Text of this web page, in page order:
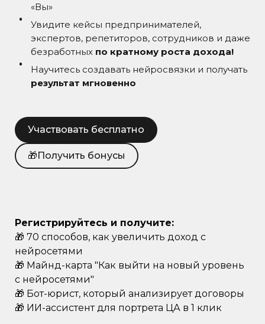
«Вы»
Увидите кейсы предпринимателей,
экспертов, репетиторов, сотрудников и даже
безработных по кратному роста дохода!
Научитесь создавать нейросвязки и получать
результат мгновенно
Участвовать бесплатно
🎁Получить бонусы
Регистрируйтесь и получите:
🎁 70 способов, как увеличить доход с
нейросетями
🎁 Майнд-карта "Как выйти на новый уровень
с нейросетями"
🎁 Бот-юрист, который анализирует договоры
🎁 ИИ-ассистент для портрета ЦА в 1 клик